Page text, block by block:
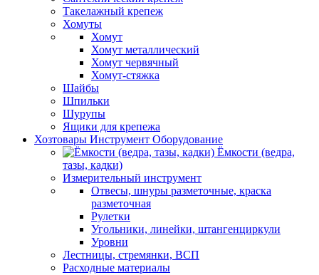
Такелажный крепеж
Хомуты
Хомут
Хомут металлический
Хомут червячный
Хомут-стяжка
Шайбы
Шпильки
Шурупы
Ящики для крепежа
Хозтовары Инструмент Оборудование
Ёмкости (ведра,
тазы, кадки)
Измерительный инструмент
Отвесы, шнуры разметочные, краска
разметочная
Рулетки
Угольники, линейки, штангенциркули
Уровни
Лестницы, стремянки, ВСП
Расходные материалы